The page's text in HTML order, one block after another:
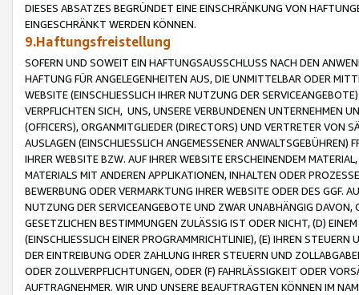
DIESES ABSATZES BEGRÜNDET EINE EINSCHRÄNKUNG VON
EINGESCHRÄNKT WERDEN KÖNNEN.
9.Haftungsfreistellung
SOFERN UND SOWEIT EIN HAFTUNGSAUSSCHLUSS NACH DEN
HAFTUNG FÜR ANGELEGENHEITEN AUS, DIE UNMITTELBAR ODER
WEBSITE (EINSCHLIESSLICH IHRER NUTZUNG DER
VERPFLICHTEN SICH, UNS, UNSERE VERBUNDENEN UNTERNEHMEN
(OFFICERS), ORGANMITGLIEDER (DIRECTORS) UND VERTRETER VON
AUSLAGEN (EINSCHLIESSLICH ANGEMESSENER
IHRER WEBSITE BZW. AUF IHRER WEBSITE ERSCHEINENDEM
MATERIALS MIT ANDEREN APPLIKATIONEN, INHALTEN ODER
BEWERBUNG ODER VERMARKTUNG IHRER WEBSITE ODER DES GGF.
NUTZUNG DER SERVICEANGEBOTE UND ZWAR UNABHÄNGIG
GESETZLICHEN BESTIMMUNGEN ZULÄSSIG IST ODER NICHT, (D)
(EINSCHLIESSLICH EINER PROGRAMMRICHTLINIE), (E) IHREN
DER EINTREIBUNG ODER ZAHLUNG IHRER STEUERN UND
ODER ZOLLVERPFLICHTUNGEN, ODER (F) FAHRLÄSSIGKEIT ODER
AUFTRAGNEHMER. WIR UND UNSERE BEAUFTRAGTEN KÖNNEN IM